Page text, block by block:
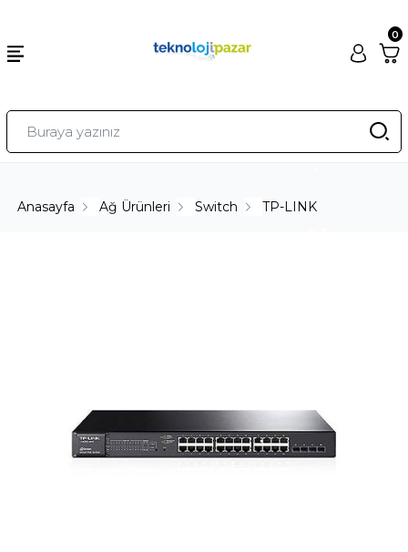
0
Anasayfa Ağ Ürünleri Switch TP-LINK